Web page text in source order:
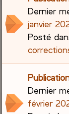
Dernier
janvier
Posté
Dernier
février